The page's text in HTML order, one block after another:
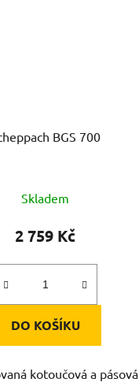
BGS 700
Skladem
2 759 Kč
DO KOŠÍKU
kotoučová a pásová